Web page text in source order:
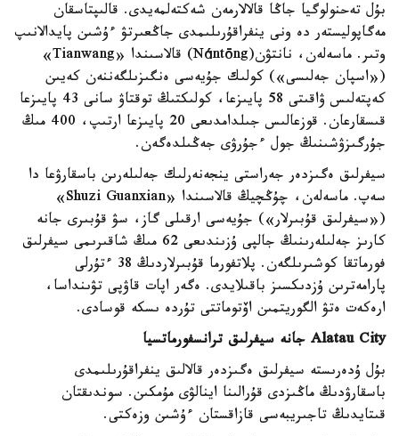
بۇل تەحنولوگيا جاڭا قالالارمەن شەكتەلمەيدى. قالىپتاسقان
مەگاپوليستەر دە ونى ينفراقۇرىلىمدى جاڭعىرتۋ ءۇشىن پايدالانىپ
وتىر. ماسەلەن، نانتۋن(Nántōng) قالاسىندا «Tianwang»
(«اسپان جەلىسى») كولىك جۇيەسى ەنگىزىلگەننەن كەيىن
كەپتەلىس ۋاقىتى 58 پايىزعا، كولىكتىڭ توقتاۋ سانى 43 پايىزعا
قىسقارعان. قوزعالىس جىلدامدىعى 20 پايىزعا ارتىپ، 400 مىڭ
جۇرگىزۋشىنىڭ جول ءجۇرۋى جەڭىلدەگەن.
سيفرلىق ەگىزدەر جەراستى ينجەنەرلىك جەلىلەرىن باسقارۋعا دا
سەپ. ماسەلەن، چۇڭچيڭ قالاسىندا «Shuzi Guanxian»
(«سيفرلىق قۇبىرلار») جۇيەسى ارقىلى گاز، سۋ قۇبىرى جانە
كارىز جەلىلەرىنىڭ جالپى ۇزىندىعى 62 مىڭ شاقىرىمى سيفرلىق
فورماتقا كوشىرىلگەن. پلاتفورما قۇبىرلاردىڭ 38 ءتۇرلى
پارامەترىن ۇزدىكسىز باقىلايدى. ەگەر اپات قاۋپى تۋىنداسا،
ارەكەت ەتۋ الگوريتمىن اۆتوماتتى تۇردە ىسكە قوسادى.
Alatau City جانە سيفرلىق ترانسفورماتسيا
بۇل ۇدەرىستە سيفرلىق ەگىزدەر قالالىق ينفراقۇرىلىمدى
باسقارۋدىڭ ماڭىزدى قۇرالىنا اينالۋى مۇمكىن. سوندىقتان
قىتايدىڭ تاجىريبەسى قازاقستان ءۇشىن وزەكتى.